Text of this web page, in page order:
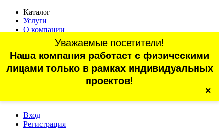
Каталог
Услуги
О компании
Статьи
Контакты
Отзывы
г. Санкт-Петербург, проспект Обуховской Обороны, 70, корп.
Вход
Регистрация
Уважаемые посетители!
Наша компания работает с физическими
лицами только в рамках индивидуальных
проектов!
×